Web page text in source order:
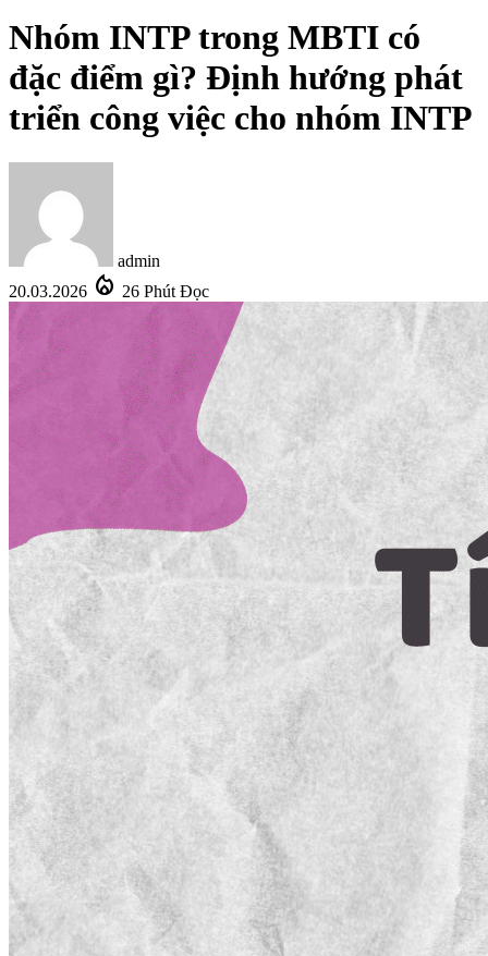
Nhóm INTP trong MBTI có
đặc điểm gì? Định hướng phát
triển công việc cho nhóm INTP
admin
20.03.2026 local_fire_department 26 Phút Đọc